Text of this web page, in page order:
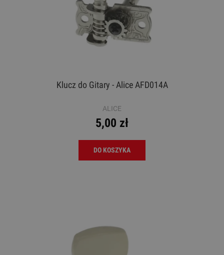
Klucz do Gitary - Alice AFD014A
ALICE
5,00 zł
DO KOSZYKA